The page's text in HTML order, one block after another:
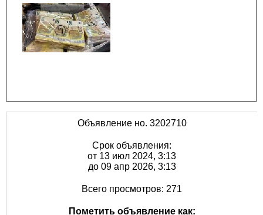
Объявление но. 3202710
Срок объявления:
от 13 июл 2024, 3:13
до 09 апр 2026, 3:13
Всего просмотров: 271
Пометить объявление как: